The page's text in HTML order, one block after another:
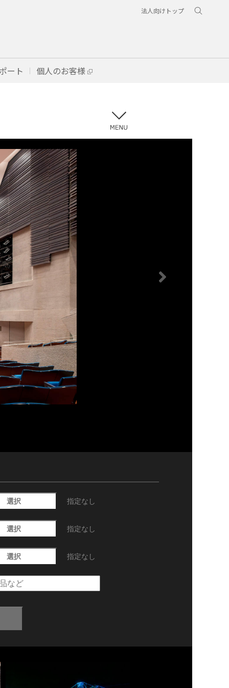
法人向けトップ
ート 個人のお客様
選択 指定なし
選択 指定なし
選択 指定なし